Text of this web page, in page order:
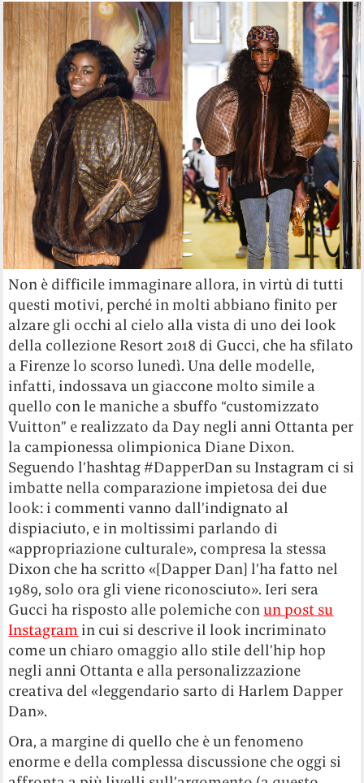
Non è difficile immaginare allora, in virtù di tutti
questi motivi, perché in molti abbiano finito per
alzare gli occhi al cielo alla vista di uno dei look
della collezione Resort 2018 di Gucci, che ha sfilato
a Firenze lo scorso lunedì. Una delle modelle,
infatti, indossava un giaccone molto simile a
quello con le maniche a sbuffo “customizzato
Vuitton” e realizzato da Day negli anni Ottanta per
la campionessa olimpionica Diane Dixon.
Seguendo l’hashtag #DapperDan su Instagram ci si
imbatte nella comparazione impietosa dei due
look: i commenti vanno dall’indignato al
dispiaciuto, e in moltissimi parlando di
«appropriazione culturale», compresa la stessa
Dixon che ha scritto «[Dapper Dan] l’ha fatto nel
1989, solo ora gli viene riconosciuto». Ieri sera
Gucci ha risposto alle polemiche conun post su
Instagram in cui si descrive il look incriminato
come un chiaro omaggio allo stile dell’hip hop
negli anni Ottanta e alla personalizzazione
creativa del «leggendario sarto di Harlem Dapper
Dan».
Ora, a margine di quello che è un fenomeno
enorme e della complessa discussione che oggi si